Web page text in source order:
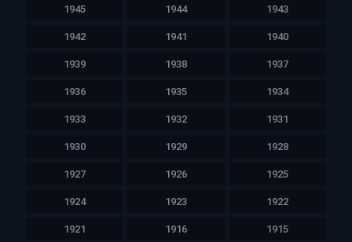
1945 1944 1943
1942 1941 1940
1939 1938 1937
1936 1935 1934
1933 1932 1931
1930 1929 1928
1927 1926 1925
1924 1923 1922
1921 1916 1915